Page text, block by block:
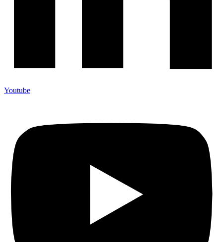
Youtube